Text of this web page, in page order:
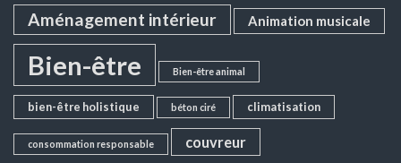
Aménagement intérieur Animation musicale
Bien-être Bien-être animal
bien-être holistique béton ciré climatisation
consommation responsable couvreur